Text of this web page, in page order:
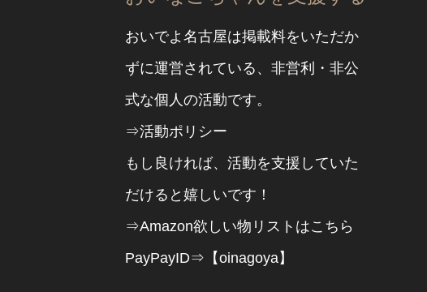
おいでよ名古屋は掲載料をいただか
ずに運営されている、非営利・非公
式な個人の活動です。
⇒活動ポリシー
もし良ければ、活動を支援していた
だけると嬉しいです！
⇒Amazon欲しい物リストはこちら
PayPayID⇒【oinagoya】